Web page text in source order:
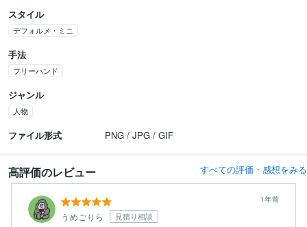
スタイル
デフォルメ・ミニ
手法
フリーハンド
ジャンル
人物
ファイル形式 PNG / JPG / GIF
高評価のレビュー すべての評価・感想をみる
うめごりら 見積り相談
1年前